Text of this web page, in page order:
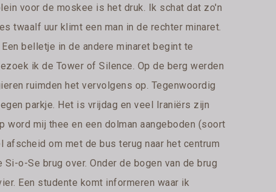
voor de moskee is het druk. Ik schat dat zo'n
twaalf uur klimt een man in de rechter minaret.
belletje in de andere minaret begint te
ik de Tower of Silence. Op de berg werden
ruimden het vervolgens op. Tegenwoordig
parkje. Het is vrijdag en veel Iraniërs zijn
mij thee en een dolman aangeboden (soort
om met de bus terug naar het centrum
o-Se brug over. Onder de bogen van de brug
Een studente komt informeren waar ik